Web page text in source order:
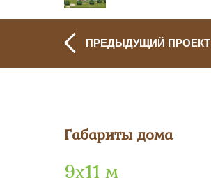
ПРЕДЫДУЩИЙ ПРОЕКТ
Габариты дома
9х11 м